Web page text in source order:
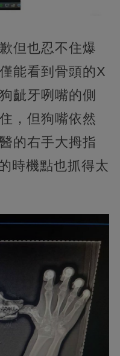
但也忍不住爆
能看到骨頭的X
齜牙咧嘴的側
，但狗嘴依然
的右手大拇指
時機點也抓得太